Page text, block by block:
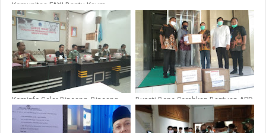
Komunitas FAXI Bantu Kaum
Dhuafa Dua Kabupaten
Kominfo Gelar Bincang- Bincang
Percepatan Penanganan Covid -19
Bone Bersama Media
Bupati Bone Serahkan Bantuan APD
Dari Yayasan Kalla Ke RSUD
Tenriawaru